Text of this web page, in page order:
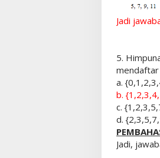
Jadi
5.
mendaftar
a.
b.
c.
d.
Jadi,